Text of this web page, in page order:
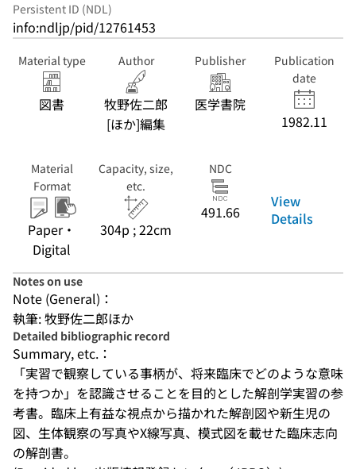
Persistent ID (NDL)
info:ndljp/pid/12761453
Material type
図書
Author
牧野佐二郎
[ほか]編集
Publisher
医学書院
Publication
date
1982.11
Material
Format
Paper・
Digital
Capacity, size,
etc.
304p ; 22cm
NDC
491.66
View
Details
Notes on use
Note (General)：
執筆: 牧野佐二郎ほか
Detailed bibliographic record
Summary, etc.：
「実習で観察している事柄が、将来臨床でどのような意味
を持つか」を認識させることを目的とした解剖学実習の参
考書。臨床上有益な視点から描かれた解剖図や新生児の
図、生体観察の写真やX線写真、模式図を載せた臨床志向
の解剖書。